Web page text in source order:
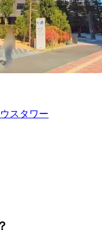
スタワー